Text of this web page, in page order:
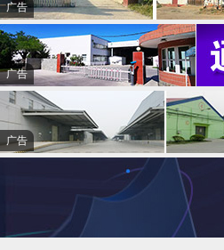
广告
广告
广告